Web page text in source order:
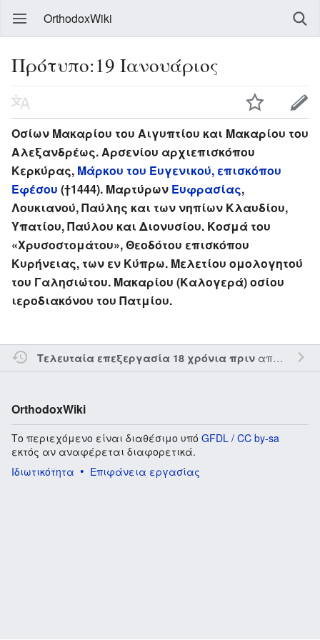
OrthodoxWiki
Πρότυπο:19 Ιανουάριος
Οσίων Μακαρίου του Αιγυπτίου και Μακαρίου του
Αλεξανδρέως. Αρσενίου αρχιεπισκόπου
Κερκύρας, Μάρκου του Ευγενικού, επισκόπου
Εφέσου (†1444). Μαρτύρων Ευφρασίας,
Λουκιανού, Παύλης και των νηπίων Κλαυδίου,
Υπατίου, Παύλου και Διονυσίου. Κοσμά του
«Χρυσοστομάτου», Θεοδότου επισκόπου
Κυρήνειας, των εν Κύπρω. Μελετίου ομολογητού
του Γαλησιώτου. Μακαρίου (Καλογερά) οσίου
ιεροδιακόνου του Πατμίου.
Τελευταία επεξεργασία 18 χρόνια πριναπό τον την
OrthodoxWiki
Το περιεχόμενο είναι διαθέσιμο υπό GFDL / CC by-sa
εκτός αν αναφέρεται διαφορετικά.
Ιδιωτικότητα
Επιφάνεια εργασίας